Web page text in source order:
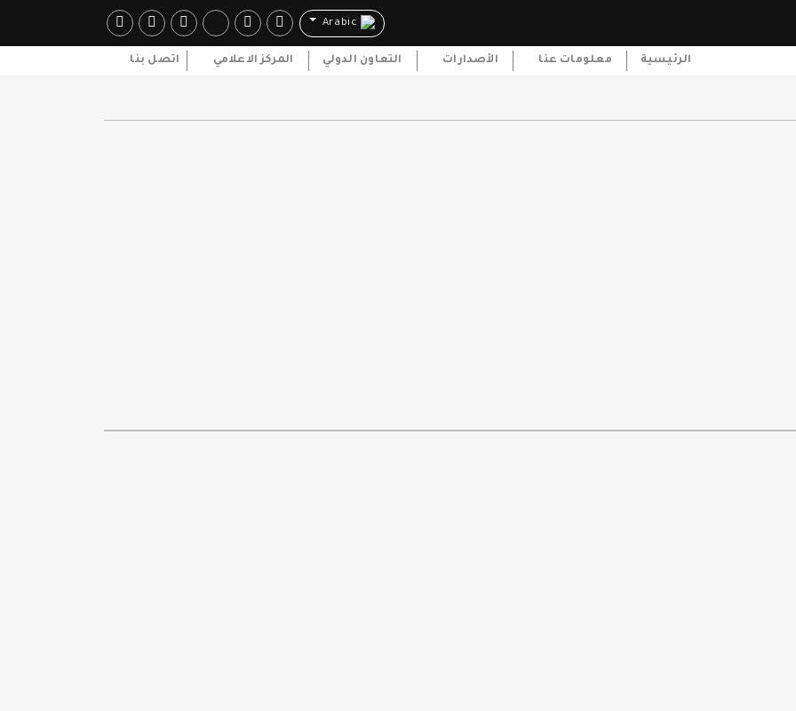
Arabic
الرئيسية معلومات عنا الأصدارات التعاون الدولي المركز الاعلامي اتصل بنا